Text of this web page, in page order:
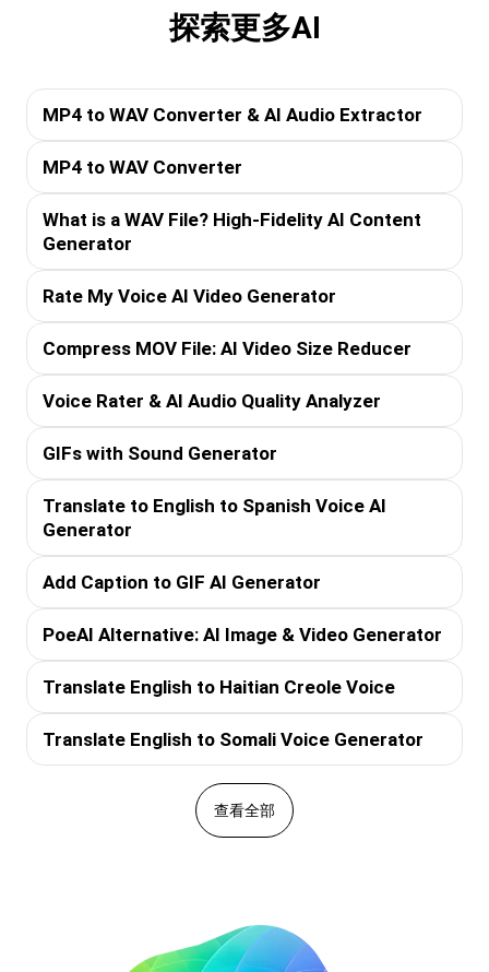
探索更多AI
MP4 to WAV Converter & AI Audio Extractor
MP4 to WAV Converter
What is a WAV File? High-Fidelity AI Content
Generator
Rate My Voice AI Video Generator
Compress MOV File: AI Video Size Reducer
Voice Rater & AI Audio Quality Analyzer
GIFs with Sound Generator
Translate to English to Spanish Voice AI
Generator
Add Caption to GIF AI Generator
PoeAI Alternative: AI Image & Video Generator
Translate English to Haitian Creole Voice
Translate English to Somali Voice Generator
查看全部